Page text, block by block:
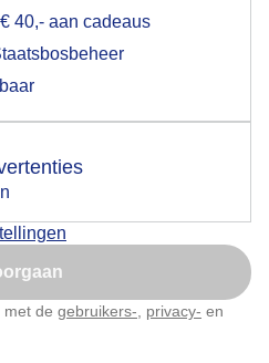
40,- aan cadeaus
met de gebruikers- privacy- en
2024, 92x bekeken
akkoord op hebt gegeven,
up uit je browser waarin
de popup
later
aan te passen